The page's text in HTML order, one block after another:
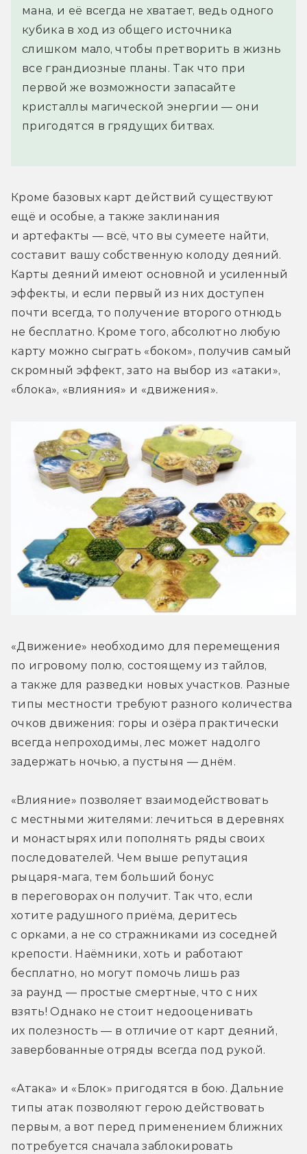
мана, и её всегда не хватает, ведь одного
кубика в ход из общего источника
слишком мало, чтобы претворить в жизнь
все грандиозные планы. Так что при
первой же возможности запасайте
кристаллы магической энергии — они
пригодятся в грядущих битвах.
Кроме базовых карт действий существуют
ещё и особые, а также заклинания
и артефакты — всё, что вы сумеете найти,
составит вашу собственную колоду деяний.
Карты деяний имеют основной и усиленный
эффекты, и если первый из них доступен
почти всегда, то получение второго отнюдь
не бесплатно. Кроме того, абсолютно любую
карту можно сыграть «боком», получив самый
скромный эффект, зато на выбор из «атаки»,
«блока», «влияния» и «движения».
«Движение» необходимо для перемещения
по игровому полю, состоящему из тайлов,
а также для разведки новых участков. Разные
типы местности требуют разного количества
очков движения: горы и озёра практически
всегда непроходимы, лес может надолго
задержать ночью, а пустыня — днём.
«Влияние» позволяет взаимодействовать
с местными жителями: лечиться в деревнях
и монастырях или пополнять ряды своих
последователей. Чем выше репутация
рыцаря-мага, тем больший бонус
в переговорах он получит. Так что, если
хотите радушного приёма, деритесь
с орками, а не со стражниками из соседней
крепости. Наёмники, хоть и работают
бесплатно, но могут помочь лишь раз
за раунд — простые смертные, что с них
взять! Однако не стоит недооценивать
их полезность — в отличие от карт деяний,
завербованные отряды всегда под рукой.
«Атака» и «Блок» пригодятся в бою. Дальние
типы атак позволяют герою действовать
первым, а вот перед применением ближних
потребуется сначала заблокировать